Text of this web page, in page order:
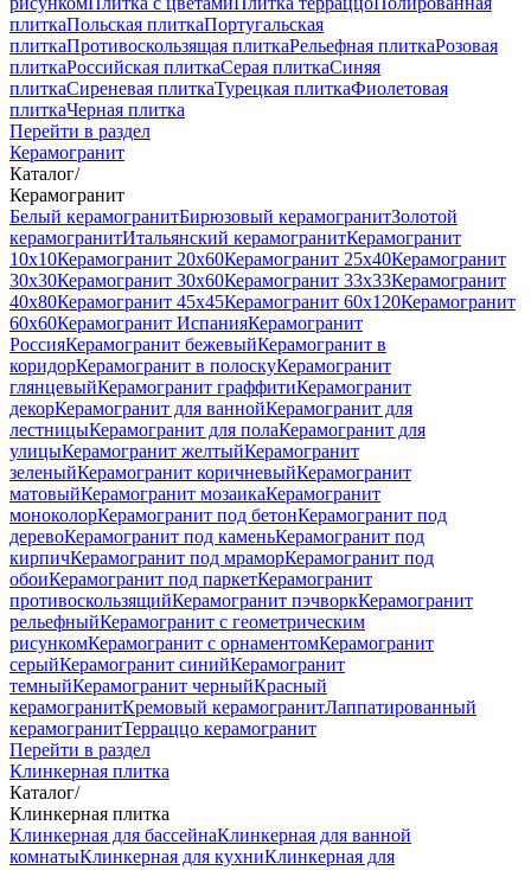
плиткаПольская плиткаПортугальская
плиткаПротивоскользящая плиткаРельефная плиткаРозовая
плиткаРоссийская плиткаСерая плиткаСиняя
плиткаСиреневая плиткаТурецкая плиткаФиолетовая
плиткаЧерная плитка
Перейти в раздел
Керамогранит
Каталог/
Керамогранит
Белый керамогранитБирюзовый керамогранитЗолотой
керамогранитИтальянский керамогранитКерамогранит
10x10Керамогранит 20x60Керамогранит 25x40Керамогранит
30x30Керамогранит 30x60Керамогранит 33x33Керамогранит
40x80Керамогранит 45x45Керамогранит 60x120Керамогранит
60x60Керамогранит ИспанияКерамогранит
РоссияКерамогранит бежевыйКерамогранит в
коридорКерамогранит в полоскуКерамогранит
глянцевыйКерамогранит граффитиКерамогранит
декорКерамогранит для ваннойКерамогранит для
лестницыКерамогранит для полаКерамогранит для
улицыКерамогранит желтыйКерамогранит
зеленыйКерамогранит коричневыйКерамогранит
матовыйКерамогранит мозаикаКерамогранит
моноколорКерамогранит под бетонКерамогранит под
деревоКерамогранит под каменьКерамогранит под
кирпичКерамогранит под мраморКерамогранит под
обоиКерамогранит под паркетКерамогранит
противоскользящийКерамогранит пэчворкКерамогранит
рельефныйКерамогранит с геометрическим
рисункомКерамогранит с орнаментомКерамогранит
серыйКерамогранит синийКерамогранит
темныйКерамогранит черныйКрасный
керамогранитКремовый керамогранитЛаппатированный
керамогранитТерраццо керамогранит
Перейти в раздел
Клинкерная плитка
Каталог/
Клинкерная плитка
Клинкерная для бассейнаКлинкерная для ванной
комнатыКлинкерная для кухниКлинкерная для